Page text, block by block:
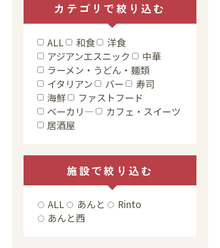
ショップ検索
レストラン・カフェ
ショップニュース
イベント
アクセス・パーキング
施設からのお知らせ
スタッフ募集
カテゴリで絞り込む
ALL 和食
洋食
アジアンエスニック
中華
ラーメン・うどん・麺類
イタリアン
バー
寿司
海鮮
ファストフード
ベーカリ―
カフェ・スイーツ
居酒屋
施設で絞り込む
ALL あんと
Rinto
あんと西